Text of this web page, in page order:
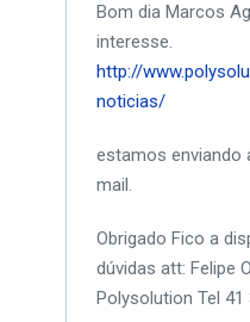
Bom dia Marcos
interesse.
http://
noticias/
estamos enviando
mail.
Obrigado Fico a
dúvidas att: Felipe
Polysolution Tel 41